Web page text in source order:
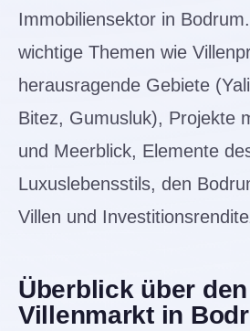
Immobiliensektor in
wichtige Themen wie
herausragende Gebiete
Bitez, Gumusluk), Projekte
und Meerblick, Elemente
Luxuslebensstils, den
Villen und
Überblick über
Villenmarkt in